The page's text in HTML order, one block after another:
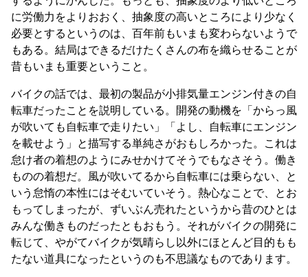
に労働力をよりおおく、抽象度の高いところにより少なく
必要とするというのは、百年前もいまも変わらないようで
もある。結局はできるだけたくさんの布を織らせることが
昔もいまも重要ということ。
バイクの話では、最初の製品が小排気量エンジン付きの自
転車だったことを説明している。開発の動機を「からっ風
が吹いても自転車で走りたい」「よし、自転車にエンジン
を載せよう」と描写する単純さがおもしろかった。これは
怠け者の着想のようにみせかけてそうでもなさそう。働き
ものの着想だ。風が吹いてるから自転車には乗らない、と
いう怠惰の本性にはそむいていそう。熱心なことで、とお
もってしまったが、ずいぶん売れたというから昔のひとは
みんな働きものだったともおもう。それがバイクの開発に
転じて、やがてバイクが気晴らし以外にほとんど目的もも
たない道具になったというのも不思議なものであります。